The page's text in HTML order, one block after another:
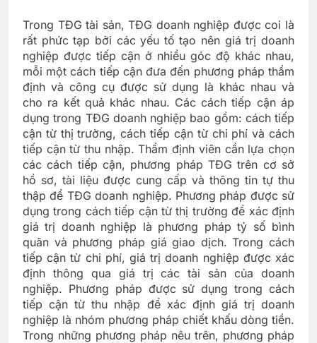
Trong TĐG tài sản, TĐG doanh nghiệp được coi là
rất phức tạp bởi các yếu tố tạo nên giá trị doanh
nghiệp được tiếp cận ở nhiều góc độ khác nhau,
mỗi một cách tiếp cận đưa đến phương pháp thẩm
định và công cụ được sử dụng là khác nhau và
cho ra kết quả khác nhau. Các cách tiếp cận áp
dụng trong TĐG doanh nghiệp bao gồm: cách tiếp
cận từ thị trường, cách tiếp cận từ chi phí và cách
tiếp cận từ thu nhập. Thẩm định viên cần lựa chọn
các cách tiếp cận, phương pháp TĐG trên cơ sở
hồ sơ, tài liệu được cung cấp và thông tin tự thu
thập để TĐG doanh nghiệp. Phương pháp được sử
dụng trong cách tiếp cận từ thị trường để xác định
giá trị doanh nghiệp là phương pháp tỷ số bình
quân và phương pháp giá giao dịch. Trong cách
tiếp cận từ chi phí, giá trị doanh nghiệp được xác
định thông qua giá trị các tài sản của doanh
nghiệp. Phương pháp được sử dụng trong cách
tiếp cận từ thu nhập để xác định giá trị doanh
nghiệp là nhóm phương pháp chiết khấu dòng tiền.
Trong những phương pháp nêu trên, phương pháp